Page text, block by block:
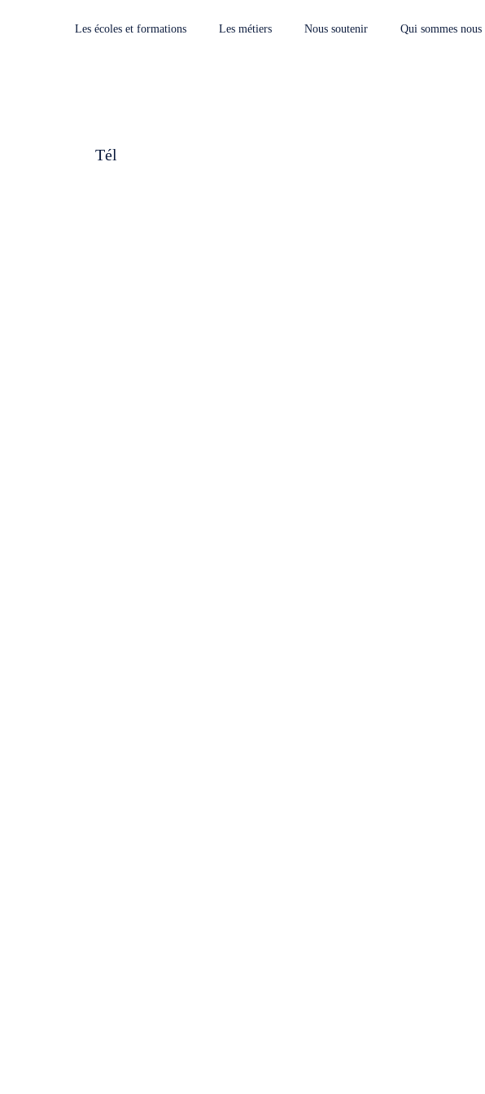
Les écoles et formations Les métiers Nous soutenir Qui sommes nous
Tél